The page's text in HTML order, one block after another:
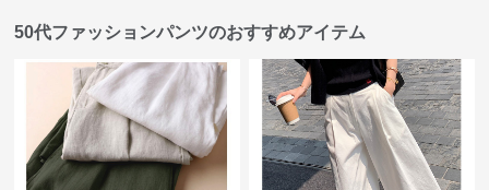
50代ファッションパンツのおすすめアイテム